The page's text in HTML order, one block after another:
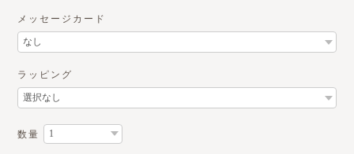
メッセージカード
ラッピング
数量